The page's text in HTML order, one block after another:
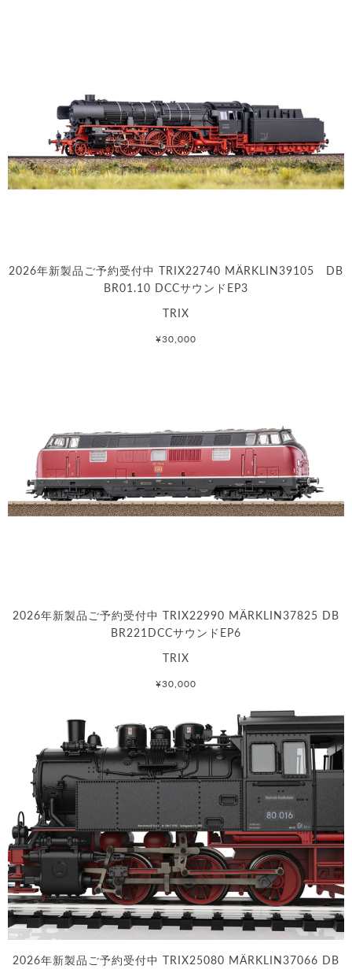
2026年新製品ご予約受付中 TRIX22740 MÄRKLIN39105 DB
BR01.10 DCCサウンドEP3
TRIX
¥30,000
2026年新製品ご予約受付中 TRIX22990 MÄRKLIN37825 DB
BR221DCCサウンドEP6
TRIX
¥30,000
2026年新製品ご予約受付中 TRIX25080 MÄRKLIN37066 DB